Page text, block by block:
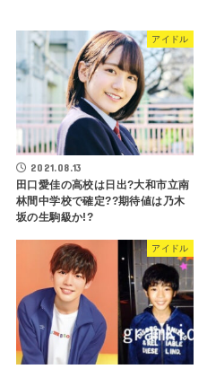
アイドル
2021.08.13
田口愛佳の高校は日出?大和市立南
林間中学校で確定??期待値は乃木
坂の生駒級か!?
アイドル